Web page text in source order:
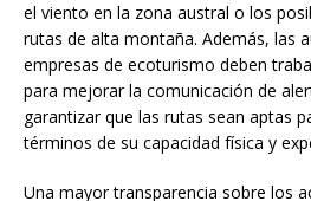
el viento en la zona austral o los
rutas de alta montaña. Además, las
empresas de ecoturismo deben
para mejorar la comunicación de
garantizar que las rutas sean aptas
términos de su capacidad física y
Una mayor transparencia sobre los